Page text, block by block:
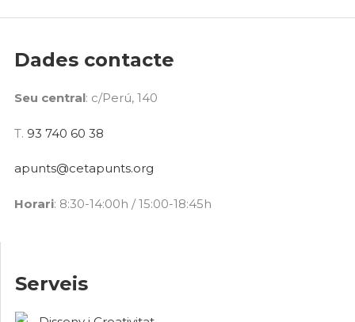
Dades contacte
Seu central: c/Perú, 140
T. 93 740 60 38
apunts@cetapunts.org
Horari: 8:30-14:00h / 15:00-18:45h
Serveis